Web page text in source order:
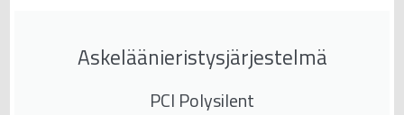
Askeläänieristysjärjestelmä
PCI Polysilent